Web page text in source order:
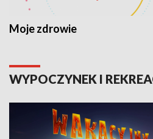
Moje zdrowie
WYPOCZYNEK I